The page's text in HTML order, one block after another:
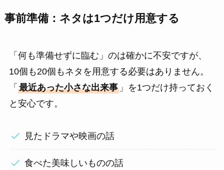
事前準備：ネタは1つだけ用意する
「何も準備せずに臨む」のは確かに不安ですが、
10個も20個もネタを用意する必要はありません。
「 最近あった小さな出来事」を1つだけ持っておく
と安心です。
見たドラマや映画の話
食べた美味しいものの話